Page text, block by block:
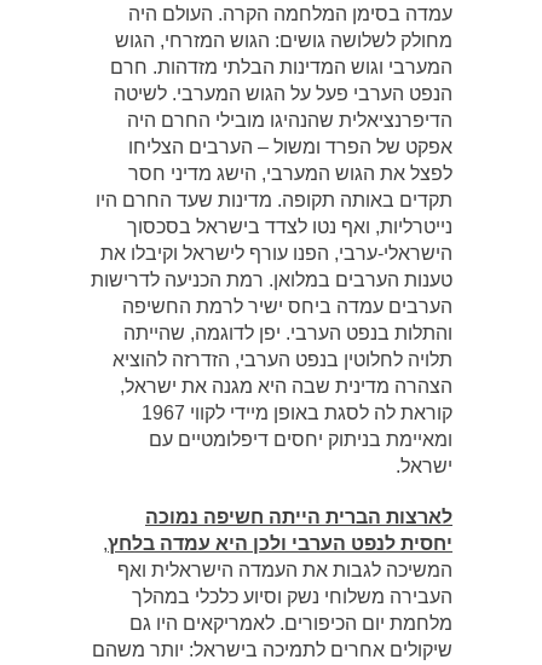
עמדה בסימן המלחמה הקרה. העולם היה
מחולק לשלושה גושים: הגוש המזרחי, הגוש
המערבי וגוש המדינות הבלתי מזדהות. חרם
הנפט הערבי פעל על הגוש המערבי. לשיטה
הדיפרנציאלית שהנהיגו מובילי החרם היה
אפקט של הפרד ומשול – הערבים הצליחו
לפצל את הגוש המערבי, הישג מדיני חסר
תקדים באותה תקופה. מדינות שעד החרם היו
נייטרליות, ואף נטו לצדד בישראל בסכסוך
הישראלי-ערבי, הפנו עורף לישראל וקיבלו את
טענות הערבים במלואן. רמת הכניעה לדרישות
הערבים עמדה ביחס ישיר לרמת החשיפה
והתלות בנפט הערבי. יפן לדוגמה, שהייתה
תלויה לחלוטין בנפט הערבי, הזדרזה להוציא
הצהרה מדינית שבה היא מגנה את ישראל,
קוראת לה לסגת באופן מיידי לקווי 1967
ומאיימת בניתוק יחסים דיפלומטיים עם
ישראל.
לארצות הברית הייתה חשיפה נמוכה
יחסית לנפט הערבי ולכן היא עמדה בלחץ,
המשיכה לגבות את העמדה הישראלית ואף
העבירה משלוחי נשק וסיוע כלכלי במהלך
מלחמת יום הכיפורים. לאמריקאים היו גם
שיקולים אחרים לתמיכה בישראל: יותר משהם